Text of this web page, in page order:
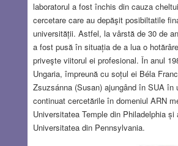
laboratorul a fost închis din cauza
cercetare care au depăşit posibiltatile
universității. Astfel, la vârstă de 30 de
a fost pusă în situația de a lua o
priveşte viitorul ei profesional. În anul
Ungaria, împreună cu soțul ei Béla
Zsuzsánna (Susan) ajungând în SUA în
continuat cercetările în domeniul ARN
Universitatea Temple din Philadelphia și
Universitatea din Pennsylvania.